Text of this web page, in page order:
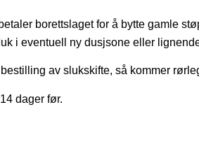
borettslaget for å bytte gamle
i eventuell ny dusjsone eller
av slukskifte, så kommer
dager før.